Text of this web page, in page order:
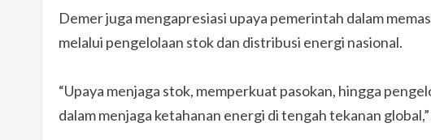
Demer juga mengapresiasi upaya pemerintah dalam
melalui pengelolaan stok dan distribusi energi nasional.
“Upaya menjaga stok, memperkuat pasokan, hingga
dalam menjaga ketahanan energi di tengah tekanan